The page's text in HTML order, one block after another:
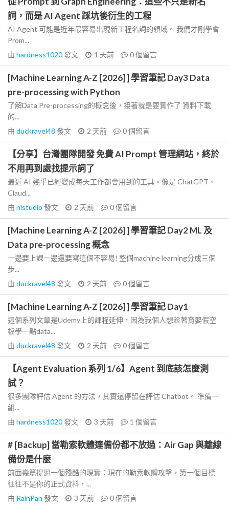
詞，而是 AI Agent 踩坑後衍生的工程
AI Agent 可能是近年最容易出現新工程名詞的領域。 我們才剛學會
Prom...
由 hardness1020發文 1 天前 0個留言
[Machine Learning A-Z [2026] ] 學習筆記 Day3 Data
pre-processing with Python
了解Data Pre-processing的概念後，接著就是要實作了 資料下載
的...
由 duckravel48 發文 2 天前 0個留言
【分享】台灣團隊開發 免費 AI Prompt 管理網站，終於
不用再到處找提示詞了
最近 AI 幾乎已經變成每天工作都會用到的工具。像是 ChatGPT、
Claud...
由 nlstudio 發文 2 天前 0個留言
[Machine Learning A-Z [2026] ] 學習筆記 Day2 ML 及
Data pre-processing 概念
一邊要上課一邊還要寫這個不容易! 整個machine learning分成三個
步...
由 duckravel48 發文 2 天前 0個留言
[Machine Learning A-Z [2026] ] 學習筆記 Day1
這個系列文章是Udemy上的課程延伸，因為我個人想趁著育嬰假空
檔學一點data...
由 duckravel48 發文 2 天前 0個留言
【Agent Evaluation 系列 1/6】Agent 到底該怎麼測
試？
很多團隊評估 Agent 的方法，其實還停留在評估 Chatbot。 準備一
組...
由 hardness1020發文 3 天前 1 個留言
# [Backup] 當勒索軟體連備份都不放過：Air Gap 與離線
備份是什麼
前面幾篇提過一個殘酷的現實：現在的勒索軟體攻擊，第一個目標
往往不是你的正式資料，...
由 RainPan 發文 3 天前 0個留言